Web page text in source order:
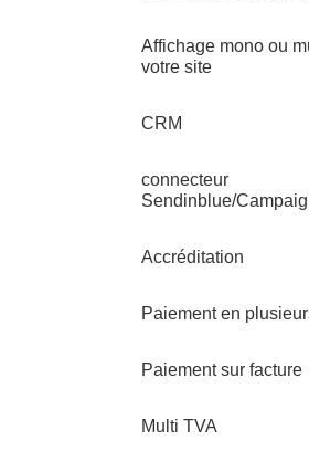
Affichage mono ou
votre site
CRM
connecteur
Sendinblue/
Accréditation
Paiement en
Paiement sur facture
Multi TVA